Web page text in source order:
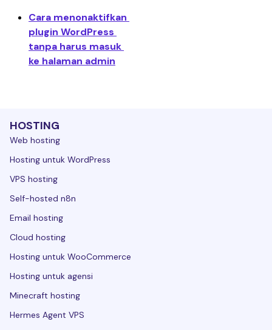
Cara menonaktifkan
plugin WordPress
tanpa harus masuk
ke halaman admin
HOSTING
Web hosting
Hosting untuk WordPress
VPS hosting
Self-hosted n8n
Email hosting
Cloud hosting
Hosting untuk WooCommerce
Hosting untuk agensi
Minecraft hosting
Hermes Agent VPS